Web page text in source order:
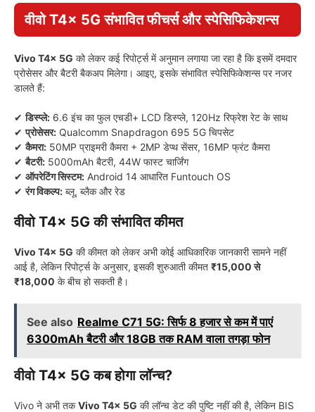
वीवो T4x 5Gसंभावित फीचर्स और स्पेसिफिकेशन्स
Vivo T4x 5G को लेकर कई रिपोर्ट्स में अनुमान लगाया जा रहा है कि इसमें दमदार
प्रोसेसर और बैटरी बैकअप मिलेगा। आइए, इसके संभावित स्पेसिफिकेशन्स पर नजर
डालते हैं:
✔डिस्प्ले: 6.6 इंच का फुल एचडी+ LCD डिस्प्ले, 120Hz रिफ्रेश रेट के साथ
✔प्रोसेसर: Qualcomm Snapdragon 695 5G चिपसेट
✔कैमरा: 50MP प्राइमरी कैमरा + 2MP डेप्थ सेंसर, 16MP फ्रंट कैमरा
✔बैटरी: 5000mAh बैटरी, 44W फास्ट चार्जिंग
✔ ऑपरेटिंग सिस्टम: Android 14 आधारित Funtouch OS
✔रंग विकल्प: ब्लू, ब्लैक और रेड
वीवो T4x 5G की संभावित कीमत
Vivo T4x 5G की कीमत को लेकर अभी कोई आधिकारिक जानकारी सामने नहीं
आई है, लेकिन रिपोर्ट्स के अनुसार, इसकी शुरुआती कीमत ₹15,000 से
₹18,000 के बीच हो सकती है।
See also Realme C71 5G: सिर्फ 8 हजार से कम में पाएं
6300mAh बैटरी और 18GB तक RAM वाला तगड़ा फोन
वीवो T4x 5Gकब होगा लॉन्च?
Vivo ने अभी तकVivo T4x 5G की लॉन्च डेट की पुष्टि नहीं की है, लेकिन BIS